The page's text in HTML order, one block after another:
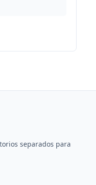
separados para